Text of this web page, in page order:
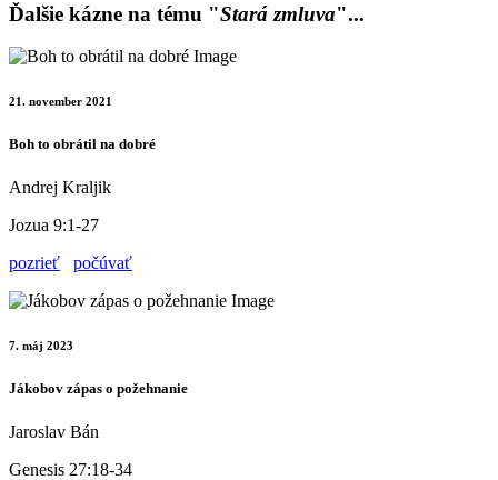
Ďalšie kázne na tému "Stará zmluva"...
21. november 2021
Boh to obrátil na dobré
Andrej Kraljik
Jozua 9:1-27
pozrieť
počúvať
7. máj 2023
Jákobov zápas o požehnanie
Jaroslav Bán
Genesis 27:18-34